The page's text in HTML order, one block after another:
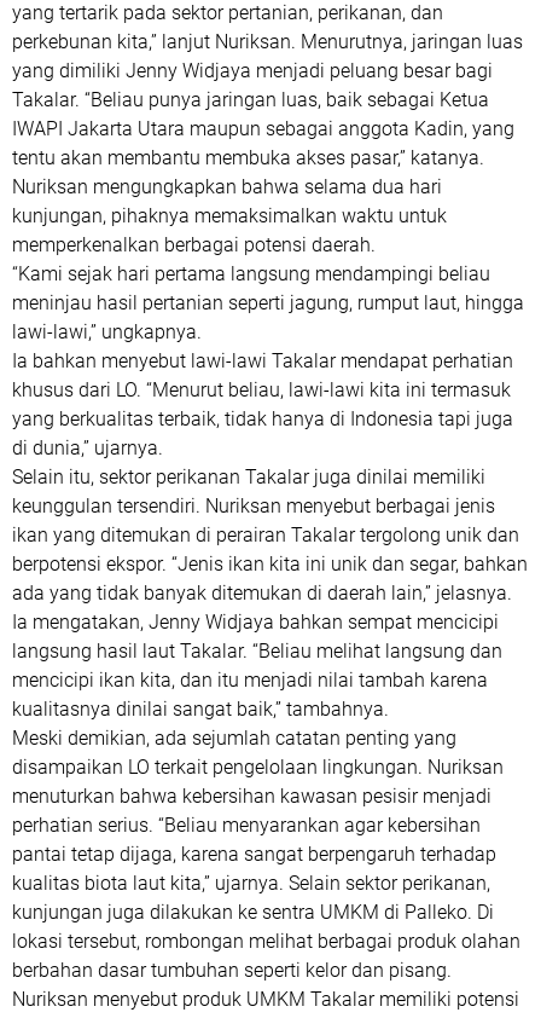
yang tertarik pada sektor pertanian, perikanan, dan
perkebunan kita,” lanjut Nuriksan. Menurutnya, jaringan luas
yang dimiliki Jenny Widjaya menjadi peluang besar bagi
Takalar. “Beliau punya jaringan luas, baik sebagai Ketua
IWAPI Jakarta Utara maupun sebagai anggota Kadin, yang
tentu akan membantu membuka akses pasar,” katanya.
Nuriksan mengungkapkan bahwa selama dua hari
kunjungan, pihaknya memaksimalkan waktu untuk
memperkenalkan berbagai potensi daerah.
“Kami sejak hari pertama langsung mendampingi beliau
meninjau hasil pertanian seperti jagung, rumput laut, hingga
lawi-lawi,” ungkapnya.
Ia bahkan menyebut lawi-lawi Takalar mendapat perhatian
khusus dari LO. “Menurut beliau, lawi-lawi kita ini termasuk
yang berkualitas terbaik, tidak hanya di Indonesia tapi juga
di dunia,” ujarnya.
Selain itu, sektor perikanan Takalar juga dinilai memiliki
keunggulan tersendiri. Nuriksan menyebut berbagai jenis
ikan yang ditemukan di perairan Takalar tergolong unik dan
berpotensi ekspor. “Jenis ikan kita ini unik dan segar, bahkan
ada yang tidak banyak ditemukan di daerah lain,” jelasnya.
Ia mengatakan, Jenny Widjaya bahkan sempat mencicipi
langsung hasil laut Takalar. “Beliau melihat langsung dan
mencicipi ikan kita, dan itu menjadi nilai tambah karena
kualitasnya dinilai sangat baik,” tambahnya.
Meski demikian, ada sejumlah catatan penting yang
disampaikan LO terkait pengelolaan lingkungan. Nuriksan
menuturkan bahwa kebersihan kawasan pesisir menjadi
perhatian serius. “Beliau menyarankan agar kebersihan
pantai tetap dijaga, karena sangat berpengaruh terhadap
kualitas biota laut kita,” ujarnya. Selain sektor perikanan,
kunjungan juga dilakukan ke sentra UMKM di Palleko. Di
lokasi tersebut, rombongan melihat berbagai produk olahan
berbahan dasar tumbuhan seperti kelor dan pisang.
Nuriksan menyebut produk UMKM Takalar memiliki potensi